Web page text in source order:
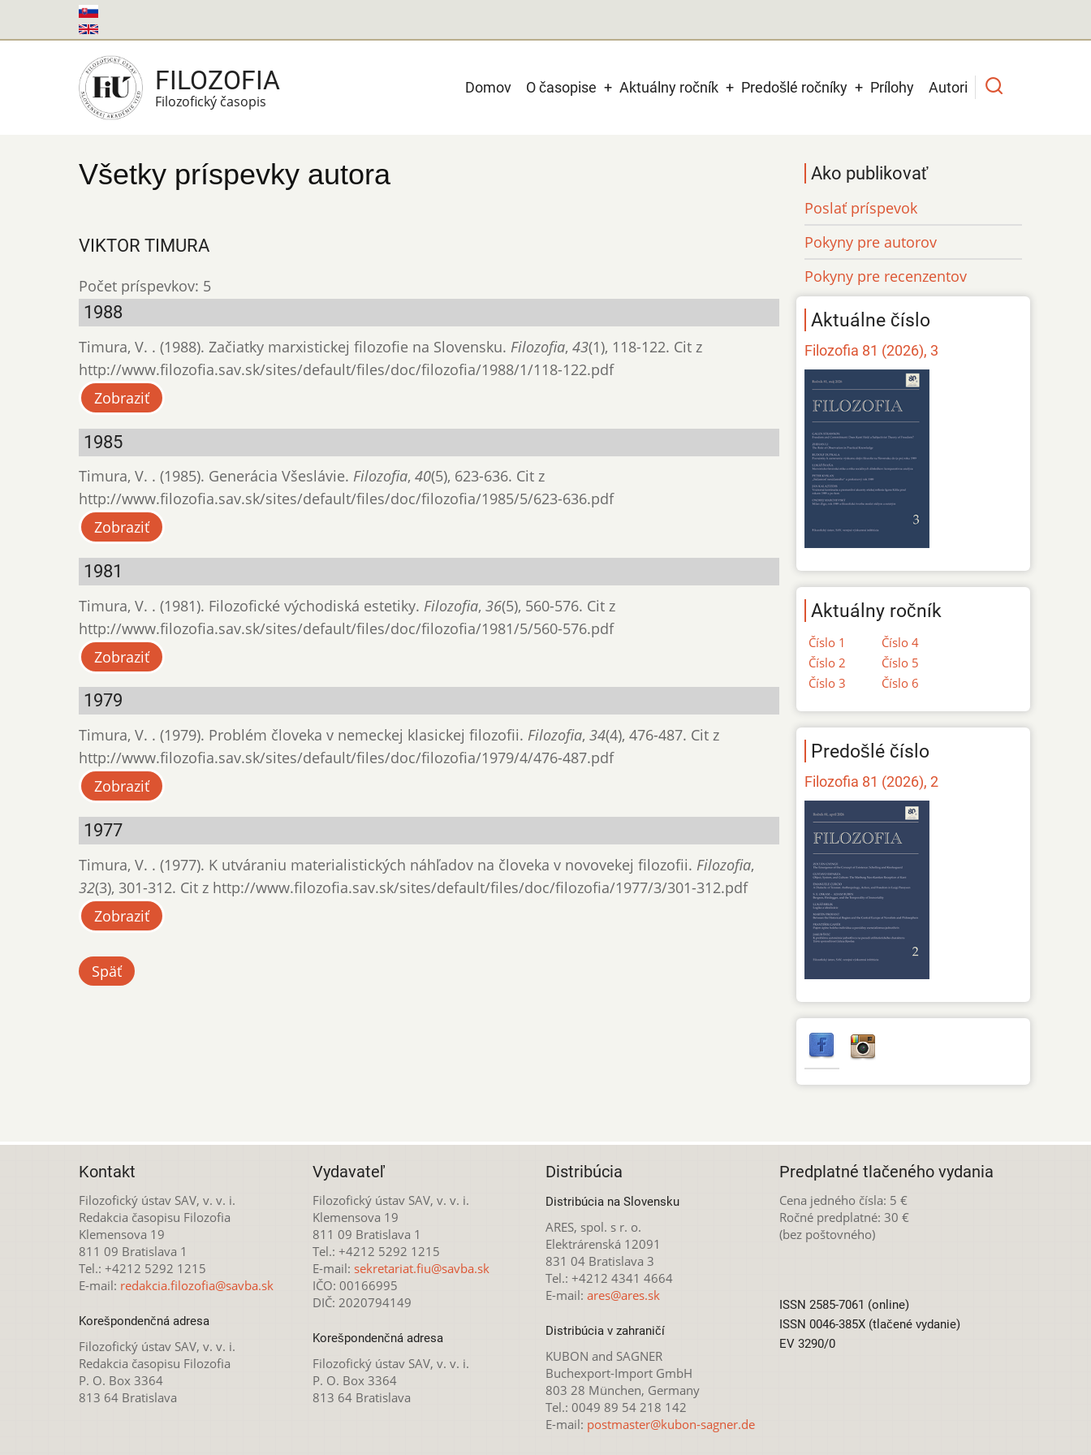
na
FILOZOFIA
Filozofický časopis
Main
Domov O časopise Aktuálny ročník Predošlé ročníky Prílohy Autori
Všetky príspevky autora
VIKTOR TIMURA
Počet príspevkov: 5
1988
Timura, V. . (1988). Začiatky marxistickej filozofie na Slovensku. Filozofia, 43(1), 118-122. Cit z
http://www.filozofia.sav.sk/sites/default/files/doc/filozofia/1988/1/118-122.pdf
Zobraziť
1985
Timura, V. . (1985). Generácia Všeslávie. Filozofia, 40(5), 623-636. Cit z
http://www.filozofia.sav.sk/sites/default/files/doc/filozofia/1985/5/623-636.pdf
Zobraziť
1981
Timura, V. . (1981). Filozofické východiská estetiky. Filozofia, 36(5), 560-576. Cit z
http://www.filozofia.sav.sk/sites/default/files/doc/filozofia/1981/5/560-576.pdf
Zobraziť
1979
Timura, V. . (1979). Problém človeka v nemeckej klasickej filozofii. Filozofia, 34(4), 476-487. Cit z
http://www.filozofia.sav.sk/sites/default/files/doc/filozofia/1979/4/476-487.pdf
Zobraziť
1977
Timura, V. . (1977). K utváraniu materialistických náhľadov na človeka v novovekej filozofii. Filozofia,
32(3), 301-312. Cit z http://www.filozofia.sav.sk/sites/default/files/doc/filozofia/1977/3/301-312.pdf
Zobraziť
Späť
Ako publikovať
Poslať príspevok
Pokyny pre autorov
Pokyny pre recenzentov
Aktuálne číslo
Filozofia 81 (2026), 3
Aktuálny ročník
Číslo 1
Číslo 2
Číslo 3
Číslo 4
Číslo 5
Číslo 6
Predošlé číslo
Filozofia 81 (2026), 2
Kontakt
Filozofický ústav SAV, v. v. i.
Redakcia časopisu Filozofia
Klemensova 19
811 09 Bratislava 1
Tel.: +4212 5292 1215
E-mail: redakcia.filozofia@savba.sk
Korešpondenčná adresa
Filozofický ústav SAV, v. v. i.
Redakcia časopisu Filozofia
P. O. Box 3364
813 64 Bratislava
Vydavateľ
Filozofický ústav SAV, v. v. i.
Klemensova 19
811 09 Bratislava 1
Tel.: +4212 5292 1215
E-mail: sekretariat.fiu@savba.sk
IČO: 00166995
DIČ: 2020794149
Korešpondenčná adresa
Filozofický ústav SAV, v. v. i.
P. O. Box 3364
813 64 Bratislava
Distribúcia
Distribúcia na Slovensku
ARES, spol. s r. o.
Elektrárenská 12091
831 04 Bratislava 3
Tel.: +4212 4341 4664
E-mail: ares@ares.sk
Distribúcia v zahraničí
KUBON and SAGNER
Buchexport-Import GmbH
803 28 München, Germany
Tel.: 0049 89 54 218 142
E-mail: postmaster@kubon-sagner.de
Predplatné tlačeného vydania
Cena jedného čísla: 5 €
Ročné predplatné: 30 €
(bez poštovného)
ISSN 2585-7061 (online)
ISSN 0046-385X (tlačené vydanie)
EV 3290/0